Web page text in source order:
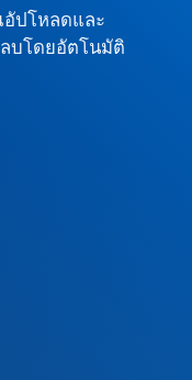
ปโหลดและ
บโดยอัตโนมัติ